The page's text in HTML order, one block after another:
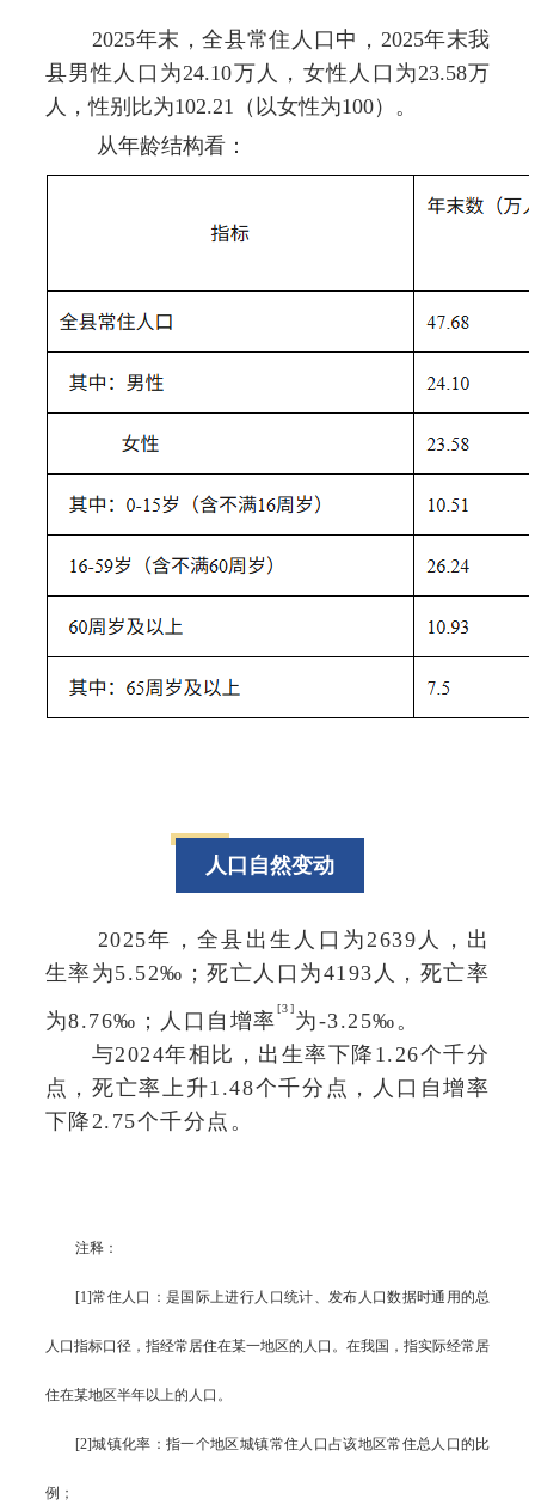
2025年末，全县常住人口中，2025年末我
县男性人口为24.10万人，女性人口为23.58万
人，性别比为102.21（以女性为100）。
从年龄结构看：
人口自然变动
2025年，全县出生人口为2639人，出
生率为5.52‰；死亡人口为4193人，死亡率
为8.76‰；人口自增率
[3]
为-3.25‰。
与2024年相比，出生率下降1.26个千分
点，死亡率上升1.48个千分点，人口自增率
下降2.75个千分点。
注释：
[1]常住人口：是国际上进行人口统计、发布人口数据时通用的总
人口指标口径，指经常居住在某一地区的人口。在我国，指实际经常居
住在某地区半年以上的人口。
[2]城镇化率：指一个地区城镇常住人口占该地区常住总人口的比
例；